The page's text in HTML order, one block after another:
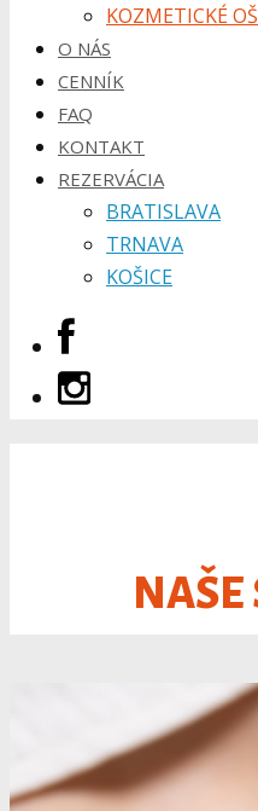
KOZMETICKÉ
O NÁS
CENNÍK
FAQ
KONTAKT
REZERVÁCIA
BRATISLAVA
TRNAVA
KOŠICE
NAŠE